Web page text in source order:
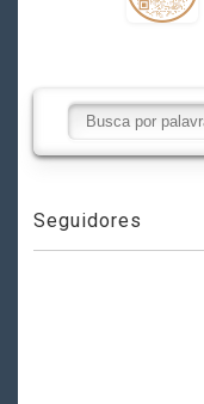
Seguidores